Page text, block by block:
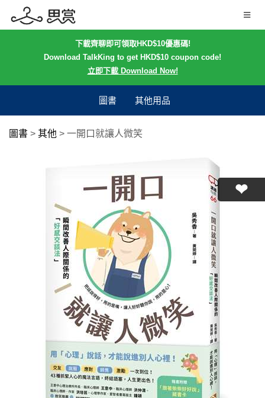
下載齊聊即可領取HKD$10優惠碼!
Download TalkKing to get HKD$10 coupon code!
立即下載 Download Now!
圖書 其他用品
圖書 > 其他 > 一開口就讓人微笑